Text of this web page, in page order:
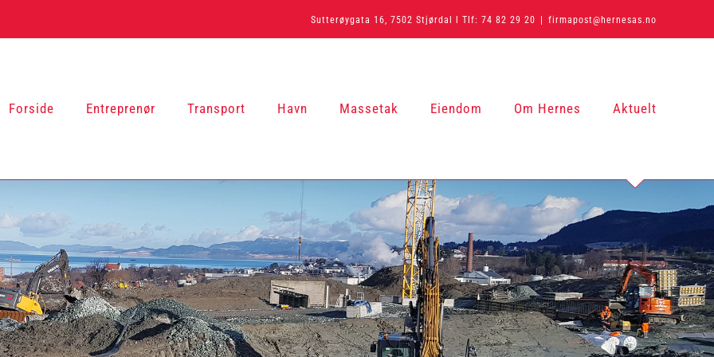
Sutterøygata 16, 7502 Stjørdal l Tlf: 74 82 29 20 firmapost@hernesas.no
Forside Entreprenør Transport Havn Massetak Eiendom Om Hernes Aktuelt